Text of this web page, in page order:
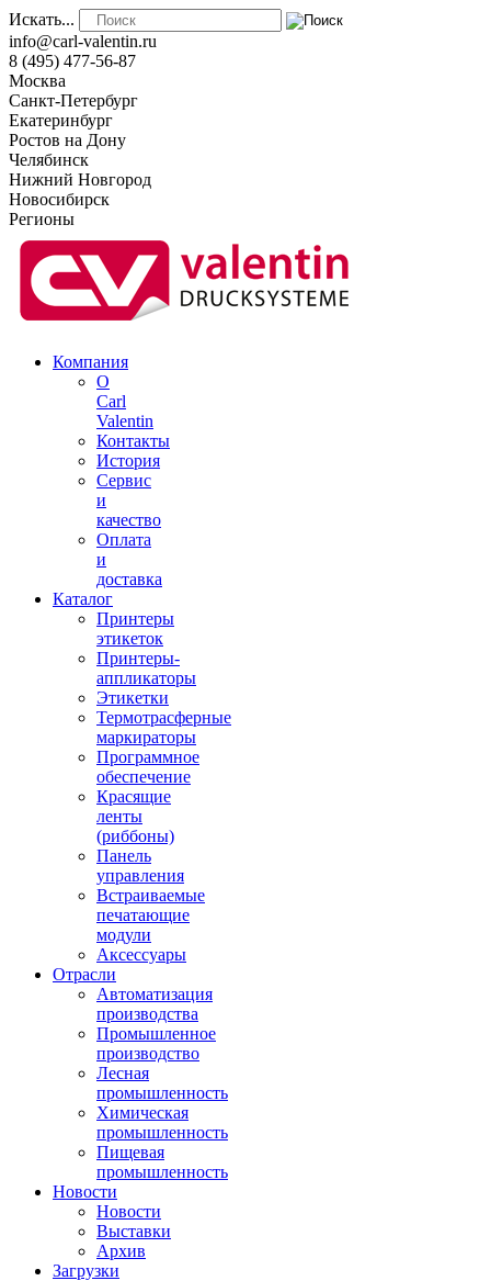
Искать...
info@carl-valentin.ru
8 (495) 477-56-87
Москва
Санкт-Петербург
Екатеринбург
Ростов на Дону
Челябинск
Нижний Новгород
Новосибирск
Регионы
Компания
О
Carl
Valentin
Контакты
История
Сервис
и
качество
Оплата
и
доставка
Каталог
Принтеры
этикеток
Принтеры-
аппликаторы
Этикетки
Термотрасферные
маркираторы
Программное
обеспечение
Красящие
ленты
(риббоны)
Панель
управления
Встраиваемые
печатающие
модули
Аксессуары
Отрасли
Автоматизация
производства
Промышленное
производство
Лесная
промышленность
Химическая
промышленность
Пищевая
промышленность
Новости
Новости
Выставки
Архив
Загрузки